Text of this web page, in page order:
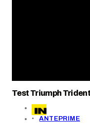
Test Triumph
ANTEPRIME